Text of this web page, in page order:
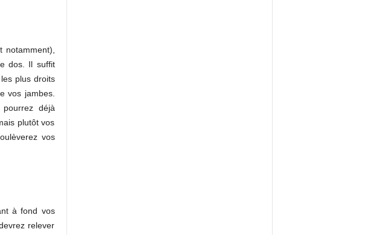
dos. Il suffit
plus droits
vos jambes.
pourrez déjà
plutôt vos
vos
à fond vos
relever